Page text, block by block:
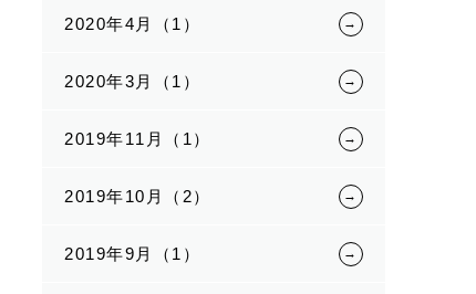
2020年4月（1）
2020年3月（1）
2019年11月（1）
2019年10月（2）
2019年9月（1）